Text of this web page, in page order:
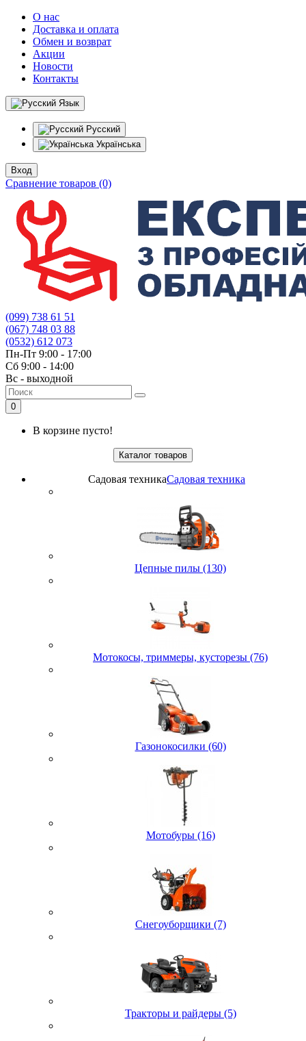
О нас
Доставка и оплата
Обмен и возврат
Акции
Новости
Контакты
Язык
Русский
Українська
Вход
Сравнение товаров (0)
(099) 738 61 51
(067) 748 03 88
(0532) 612 073
Пн-Пт 9:00 - 17:00
Сб 9:00 - 14:00
Вс - выходной
0
В корзине пусто!
Каталог товаров
Садовая техникаСадовая техника
Цепные пилы (130)
Мотокосы, триммеры, кусторезы (76)
Газонокосилки (60)
Мотобуры (16)
Снегоуборщики (7)
Тракторы и райдеры (5)